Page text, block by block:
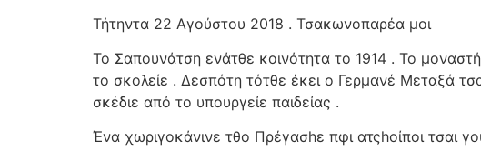
Τήτηντα 22 Αγούστου 2018 . Τσακωνοπαρέα μοι
Το Σαπουνάτση ενάτθε κοινότητα το 1914 . Το
το σκολείε . Δεσπότη τότθε έκει ο Γερμανέ Μεταξά
σκέδιε από το υπουργείε παιδείας .
Ένα χωριγοκάνινε τθο Πρέγασhε πφι ατςhοίποι τσαι